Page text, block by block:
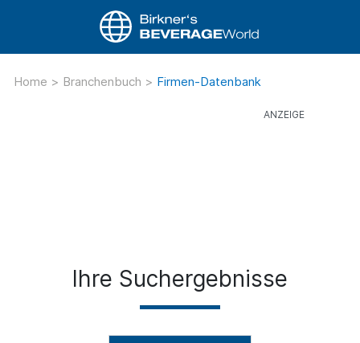
Home > Branchenbuch > Firmen-Datenbank
Ihre Suchergebnisse